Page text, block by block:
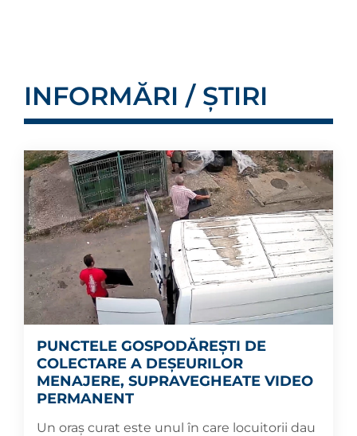
INFORMĂRI / ȘTIRI
PUNCTELE GOSPODĂREȘTI DE
COLECTARE A DEȘEURILOR
MENAJERE, SUPRAVEGHEATE VIDEO
PERMANENT
Un oraș curat este unul în care locuitorii dau